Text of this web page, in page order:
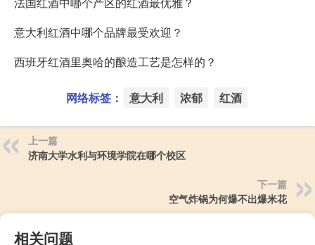
意大利红酒中哪个品牌最受欢迎？
西班牙红酒里奥哈的酿造工艺是怎样的？
网络标签： 意大利 浓郁 红酒
上一篇
济南大学水利与环境学院在哪个校区
下一篇
空气炸锅为何爆不出爆米花
相关问题